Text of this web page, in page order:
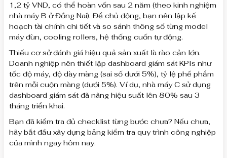
1,2 tỷ VND, có thể hoàn vốn sau 2 năm (theo kinh nghiệm
nhà máy B ở Đồng Nai). Để chủ động, bạn nên lập kế
hoạch tài chính chi tiết và so sánh thông số từng model
máy đùn, cooling rollers, hệ thống cuốn tự động.
Thiếu cơ sở đánh giá hiệu quả sản xuất là rào cản lớn.
Doanh nghiệp nên thiết lập dashboard giám sát KPIs như
tốc độ máy, độ dày màng (sai số dưới 5%), tỷ lệ phế phẩm
trên mỗi cuộn màng (dưới 5%). Ví dụ, nhà máy C sử dụng
dashboard giám sát đã nâng hiệu suất lên 80% sau 3
tháng triển khai.
Bạn đã kiểm tra đủ checklist từng bước chưa? Nếu chưa,
hãy bắt đầu xây dựng bảng kiểm tra quy trình công nghiệp
của mình ngay hôm nay.